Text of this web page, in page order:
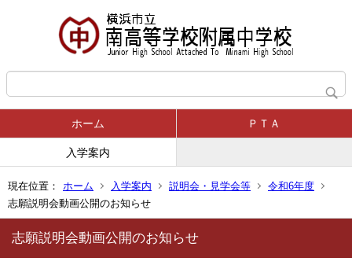
ホーム ＰＴＡ
入学案内
現在位置： ホーム 入学案内 説明会・見学会等
令和6年度
志願説明会動画公開のお知らせ
志願説明会動画公開のお知らせ